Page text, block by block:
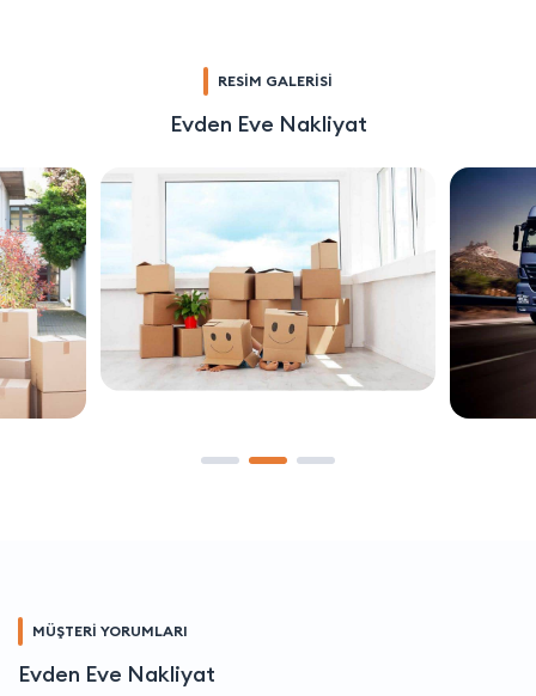
RESİM GALERİSİ
Evden Eve Nakliyat
MÜŞTERİ YORUMLARI
Evden Eve Nakliyat